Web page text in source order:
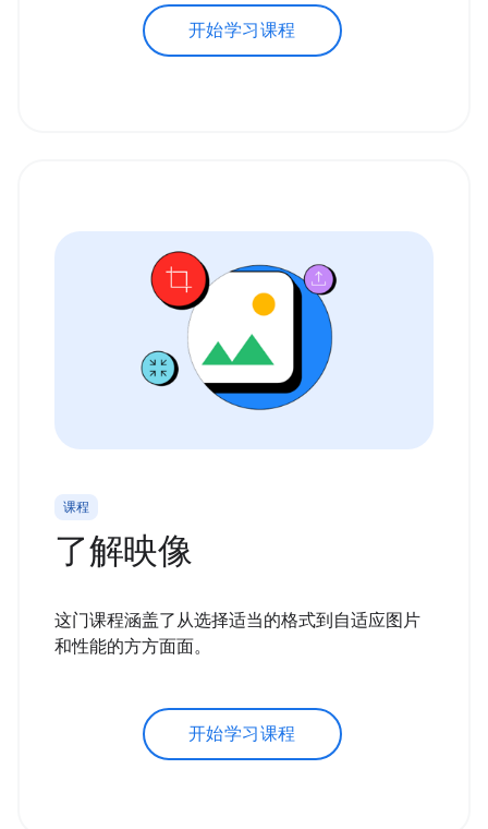
开始学习课程
课程
了解映像
这门课程涵盖了从选择适当的格式到自适应图片
和性能的方方面面。
开始学习课程